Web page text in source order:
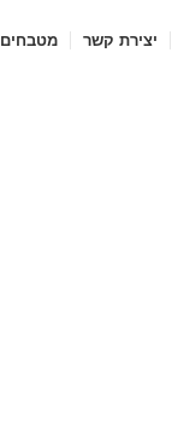
יצירת קשר מטבחים